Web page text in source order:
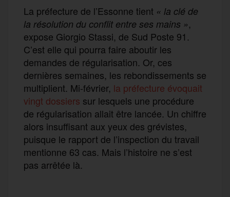
La préfecture de l’Essonne tient « la clé de
la résolution du conflit entre ses mains »,
expose Giorgio Stassi, de Sud Poste 91.
C’est elle qui pourra faire aboutir les
demandes de régularisation. Or, ces
dernières semaines, les rebondissements se
multiplient. Mi-février, la préfecture évoquait
vingt dossiers sur lesquels une procédure
de régularisation allait être lancée. Un chiffre
alors insuffisant aux yeux des grévistes,
puisque le rapport de l’inspection du travail
mentionne 63 cas. Mais l’histoire ne s’est
pas arrêtée là.